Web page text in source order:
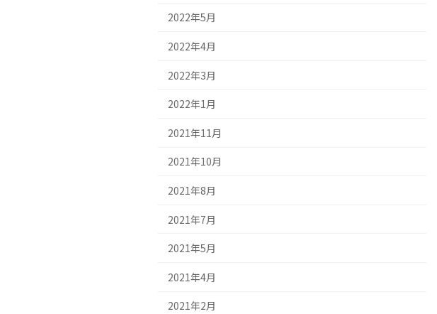
2022年5月
2022年4月
2022年3月
2022年1月
2021年11月
2021年10月
2021年8月
2021年7月
2021年5月
2021年4月
2021年2月